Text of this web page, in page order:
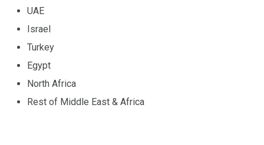
UAE
Israel
Turkey
Egypt
North Africa
Rest of Middle East & Africa